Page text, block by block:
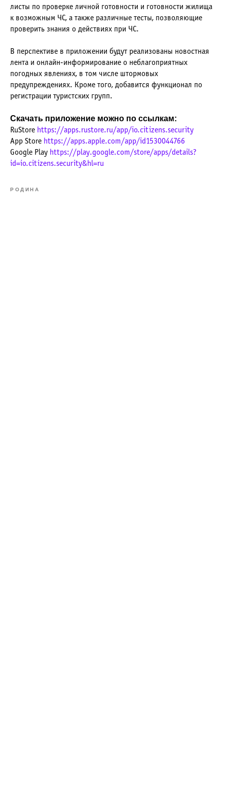
листы по проверке личной готовности и готовности жилища
к возможным ЧС, а также различные тесты, позволяющие
проверить знания о действиях при ЧС.
В перспективе в приложении будут реализованы новостная
лента и онлайн-информирование о неблагоприятных
погодных явлениях, в том числе штормовых
предупреждениях. Кроме того, добавится функционал по
регистрации туристских групп.
Скачать приложение можно по ссылкам:
RuStore https://apps.rustore.ru/app/io.citizens.security
App Store https://apps.apple.com/app/id1530044766
Google Play https://play.google.com/store/apps/details?
id=io.citizens.security&hl=ru
РОДИНА